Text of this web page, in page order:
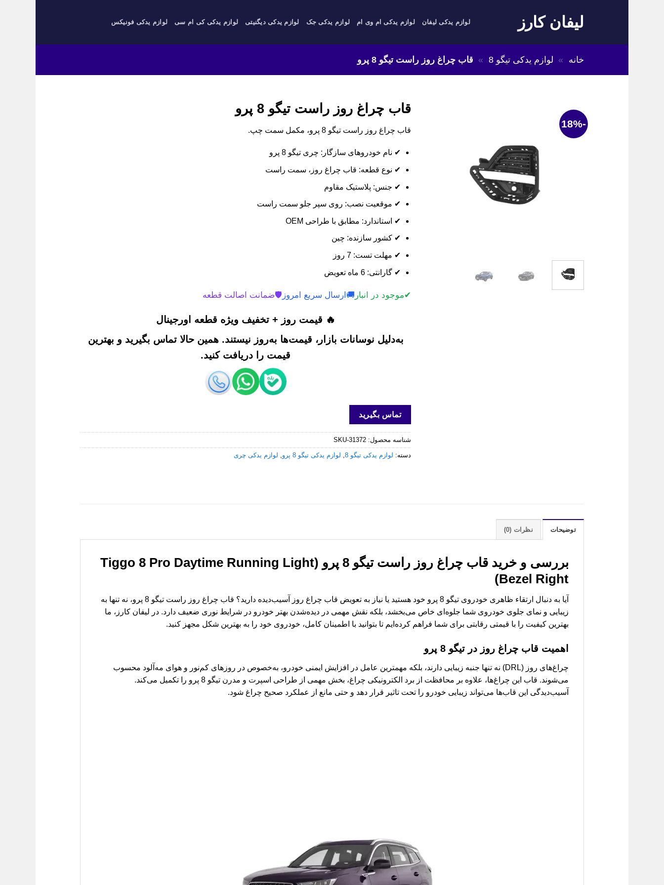
لیفان کارز لوازم یدکی لیفان لوازم یدکی ام وی ام لوازم یدکی جک لوازم یدکی دیگنیتی لوازم یدکی کی ام سی لوازم یدکی فونیکس
خانه » لوازم یدکی تیگو 8 » قاب چراغ روز راست تیگو 8 پرو
-18%
قاب چراغ روز راست تیگو 8 پرو
قاب چراغ روز راست تیگو 8 پرو، مکمل سمت چپ.
✔ نام خودروهای سازگار: چری تیگو 8 پرو
✔ نوع قطعه: قاب چراغ روز، سمت راست
✔ جنس: پلاستیک مقاوم
✔ موقعیت نصب: روی سپر جلو سمت راست
✔ استاندارد: مطابق با طراحی OEM
✔ کشور سازنده: چین
✔ مهلت تست: 7 روز
✔ گارانتی: 6 ماه تعویض
✔موجود در انبار 🚚 ارسال سریع امروز 🛡️ضمانت اصالت قطعه
🔥 قیمت روز + تخفیف ویژه قطعه اورجینال
به‌دلیل نوسانات بازار، قیمت‌ها به‌روز نیستند. همین حالا تماس بگیرید و بهترین
قیمت را دریافت کنید.
تماس بگیرید
شناسه محصول: SKU-31372
دسته: لوازم یدکی تیگو 8 لوازم یدکی تیگو 8 پرو لوازم یدکی چری
توضیحات نظرات (0)
بررسی و خرید
قاب چراغ روز راست تیگو 8 پرو (Tiggo 8 Pro Daytime Running Light
Bezel Right)
آیا به دنبال ارتقاء ظاهری خودروی تیگو 8 پرو خود هستید یا نیاز به تعویض قاب چراغ روز آسیب‌دیده دارید؟ قاب چراغ روز راست تیگو 8 پرو، نه تنها به
زیبایی و نمای جلوی خودروی شما جلوه‌ای خاص می‌بخشد، بلکه نقش مهمی در دیده‌شدن بهتر خودرو در شرایط نوری ضعیف دارد. در لیفان کارز، ما
بهترین کیفیت را با قیمتی رقابتی برای شما فراهم کرده‌ایم تا بتوانید با اطمینان کامل، خودروی خود را به بهترین شکل مجهز کنید.
اهمیت قاب چراغ روز در تیگو 8 پرو
چراغ‌های روز (DRL) نه تنها جنبه زیبایی دارند، بلکه مهمترین عامل در افزایش ایمنی خودرو، به‌خصوص در روزهای کم‌نور و هوای مه‌آلود محسوب
می‌شوند. قاب این چراغ‌ها، علاوه بر محافظت از برد الکترونیکی چراغ، بخش مهمی از طراحی اسپرت و مدرن تیگو 8 پرو را تکمیل می‌کند.
آسیب‌دیدگی این قاب‌ها می‌تواند زیبایی خودرو را تحت تاثیر قرار دهد و حتی مانع از عملکرد صحیح چراغ شود.